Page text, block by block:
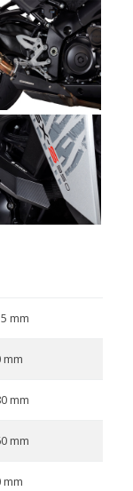
mm
mm
mm
mm
mm